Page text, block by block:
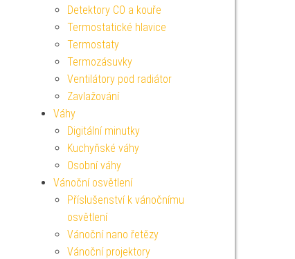
Detektory CO a kouře
Termostatické hlavice
Termostaty
Termozásuvky
Ventilátory pod radiátor
Zavlažování
Váhy
Digitální minutky
Kuchyňské váhy
Osobní váhy
Vánoční osvětlení
Příslušenství k vánočnímu
osvětlení
Vánoční nano řetězy
Vánoční projektory